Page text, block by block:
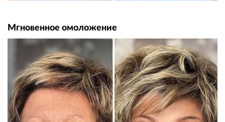
Мгновенное омоложение